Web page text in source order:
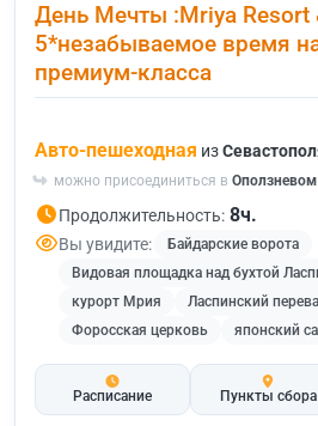
День Мечты :Mriya Resort
5*незабываемое время
премиум-класса
Авто-пешеходная из
можно присоединиться в Оползневом
Продолжительность: 8ч.
Вы увидите:
Байдарские ворота
Видовая площадка над бухтой
курорт Мрия
Ласпинский
Форосская церковь
японский
Расписание Пункты сбора